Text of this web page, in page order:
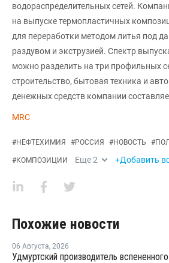
водораспределительных сетей.
на выпуске термопластичных
для переработки методом литья под
раздувом и экструзией. Спектр
можно разделить на три профильных
строительство, бытовая техника и
денежных средств компании
MRC
#НЕФТЕХИМИЯ #РОССИЯ #НОВОСТЬ #
#КОМПОЗИЦИИ Еще2 +Добавить
Похожие новости
06 Августа, 2026